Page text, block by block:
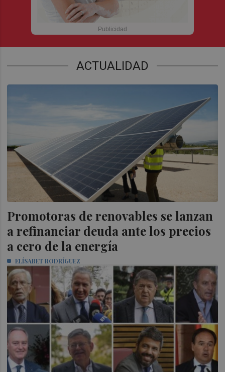
ACTUALIDAD
Promotoras de renovables se lanzan
a refinanciar deuda ante los precios
a cero de la energía
ELÍSABET RODRÍGUEZ